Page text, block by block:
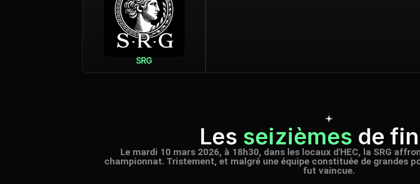
SRG
Les seizièmes de
Le mardi 10 mars 2026, à 18h30, dans les locaux d'HEC, la SRG
championnat. Tristement, et malgré une équipe constituée de grandes
fut vaincue.